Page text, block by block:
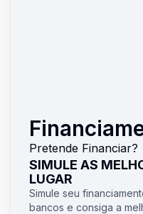
Pretende Financiar?
SIMULE AS
LUGAR
Simule seu
bancos e consiga a